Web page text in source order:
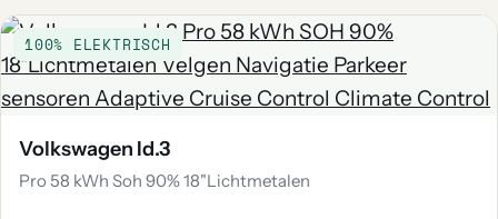
100% ELEKTRISCH
Volkswagen Id.3
Pro 58 kWh Soh 90% 18"Lichtmetalen